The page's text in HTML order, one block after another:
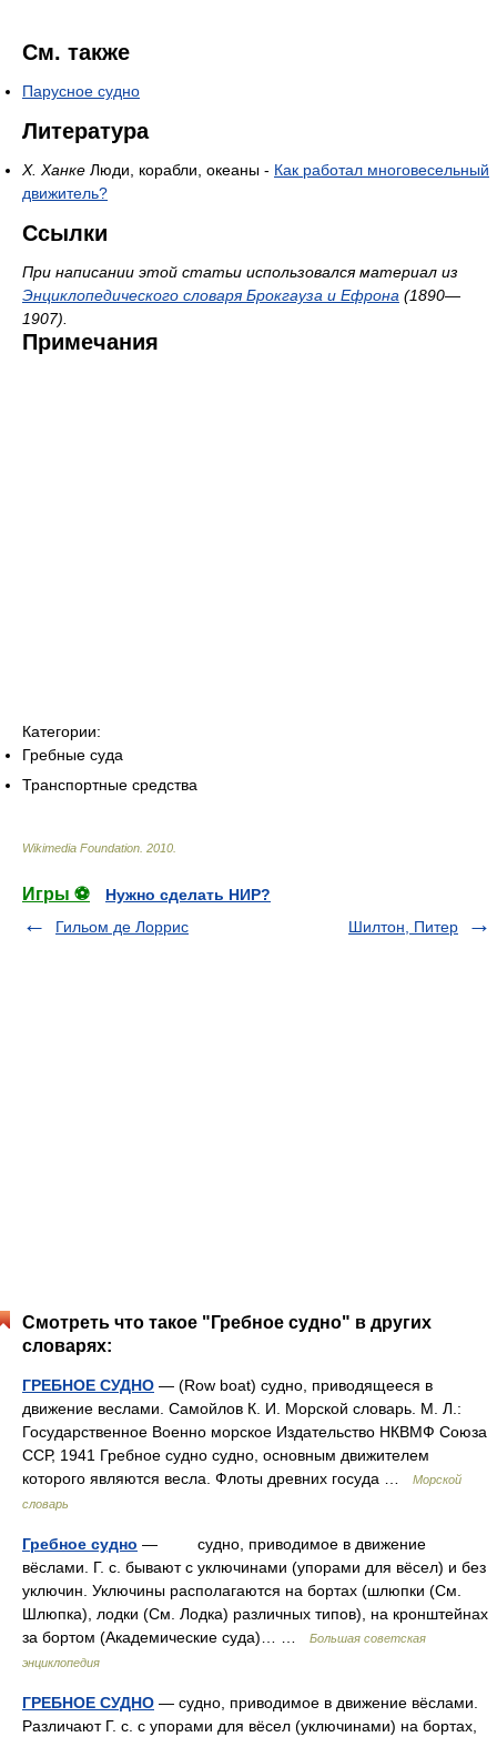
См. также
Парусное судно
Литература
Х. Ханке Люди, корабли, океаны - Как работал многовесельный
движитель?
Ссылки
При написании этой статьи использовался материал из
Энциклопедического словаря Брокгауза и Ефрона (1890—
1907).
Примечания
Категории:
Гребные суда
Транспортные средства
Wikimedia Foundation. 2010.
Игры ⚽
Нужно сделать НИР?
Гильом де Лоррис
Шилтон, Питер
Смотреть что такое "Гребное судно" в других
словарях:
ГРЕБНОЕ СУДНО — (Row boat) судно, приводящееся в
движение веслами. Самойлов К. И. Морской словарь. М. Л.:
Государственное Военно морское Издательство НКВМФ Союза
ССР, 1941 Гребное судно судно, основным движителем
которого являются весла. Флоты древних госуда …
Морской
словарь
Гребное судно — судно, приводимое в движение
вёслами. Г. с. бывают с уключинами (упорами для вёсел) и без
уключин. Уключины располагаются на бортах (шлюпки (См.
Шлюпка), лодки (См. Лодка) различных типов), на кронштейнах
за бортом (Академические суда)… …
Большая советская
энциклопедия
ГРЕБНОЕ СУДНО — судно, приводимое в движение вёслами.
Различают Г. с. с упорами для вёсел (уключинами) на бортах,